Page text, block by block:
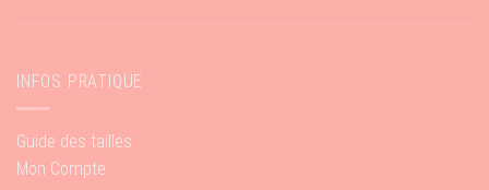
INFOS PRATIQUE
Guide des tailles
Mon Compte